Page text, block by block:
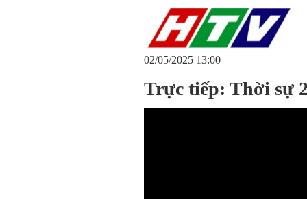
02/05/2025 13:00
Trực tiếp: Thời sự